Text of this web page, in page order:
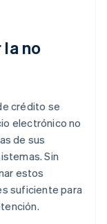
no
crédito se
electrónico no
de sus
Sin
estos
suficiente para